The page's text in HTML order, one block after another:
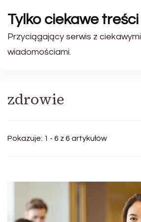
Tylko ciekawe treści
Przyciągający serwis z ciekawymi
wiadomościami.
zdrowie
Pokazuje: 1 - 6 z 6 artykułów